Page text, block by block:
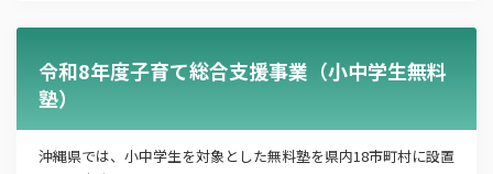
ものづくり県内受注・生産性向上支援事業
令和8年度子育て総合支援事業（小中学生無料
塾）
沖縄県では、小中学生を対象とした無料塾を県内18市町村に設置